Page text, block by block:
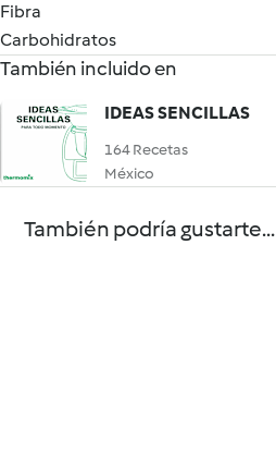
Fibra
Carbohidratos
También incluido en
IDEAS SENCILLAS
164 Recetas
México
También podría gustarte...